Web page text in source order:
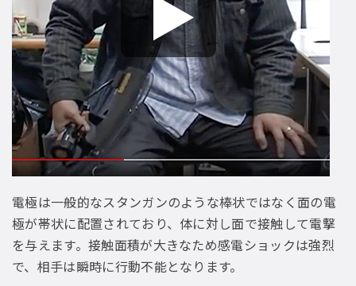
電極は一般的なスタンガンのような棒状ではなく面の電
極が帯状に配置されており、体に対し面で接触して電撃
を与えます。接触面積が大きなため感電ショックは強烈
で、相手は瞬時に行動不能となります。